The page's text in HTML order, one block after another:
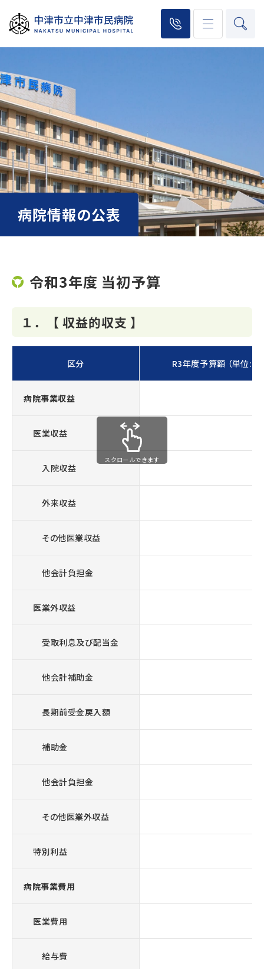
病院情報の公表
令和3年度 当初予算
１．【 収益的収支 】
区分 R3年度予算額 （単位:千
病院事業収益
医業収益
入院収益
外来収益
その他医業収益
他会計負担金
医業外収益
受取利息及び配当金
他会計補助金
長期前受金戻入額
補助金
他会計負担金
その他医業外収益
特別利益
病院事業費用
医業費用
給与費
スクロールできます